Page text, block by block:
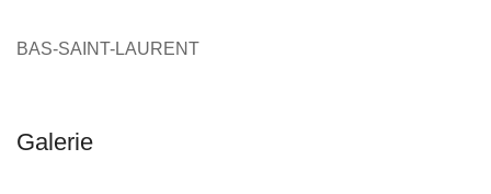
BAS-SAINT-LAURENT